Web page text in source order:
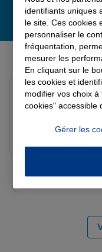
Derniers
Note de 5 sur 5
Le 08/08/2026 -
Bon suivi de mon
Louis M.
identifiants uniques
le site. Ces cookies
personnaliser le
fréquentation,
mesurer les
En cliquant sur le
les cookies et
modifier vos choix
cookies" accessible
Gérer les